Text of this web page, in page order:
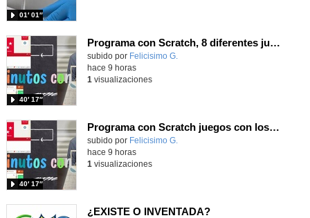
01′ 01″
Programa con Scratch, 8 diferentes juegos para vivir la emoción de los partidos de España en el mundial 2026
Contenido educativo.
subido por Felicisimo G.
40′ 17″
hace 9 horas
1 visualizaciones
Programa con Scratch juegos con los partidos del mundial 2026 ganados por España
Contenido educativo.
subido por Felicisimo G.
40′ 17″
hace 9 horas
1 visualizaciones
¿EXISTE O INVENTADA?